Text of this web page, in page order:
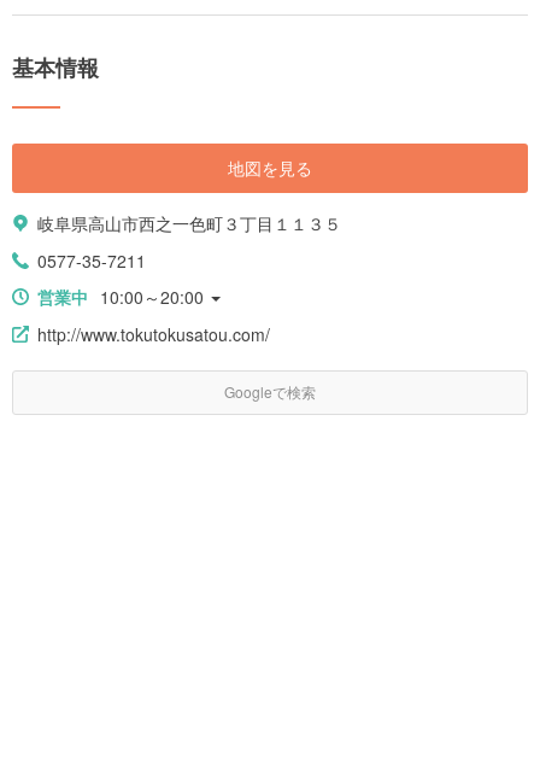
基本情報
地図を見る
岐阜県高山市西之一色町３丁目１１３５
0577-35-7211
営業中 10:00～20:00
http://www.tokutokusatou.com/
Googleで検索